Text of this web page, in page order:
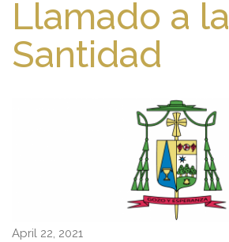
Llamado a la
Santidad
April 22, 2021